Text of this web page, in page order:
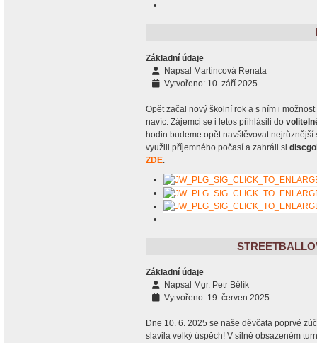
Základní údaje
Napsal Martincová Renata
Vytvořeno: 10. září 2025
Opět začal nový školní rok a s ním i
navíc. Zájemci se i letos přihlásili do
hodin budeme opět navštěvovat
využili příjemného počasí a zahráli si
ZDE.
Základní údaje
Napsal Mgr. Petr Bělík
Vytvořeno: 19. červen 2025
Dne 10. 6. 2025 se naše děvčata poprvé
slavila velký úspěch! V silně obsazeném